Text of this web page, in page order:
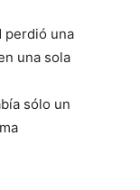
perdió una
una sola
sólo un